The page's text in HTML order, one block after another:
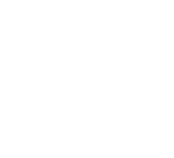
向上
フォーム確認
を鍛える